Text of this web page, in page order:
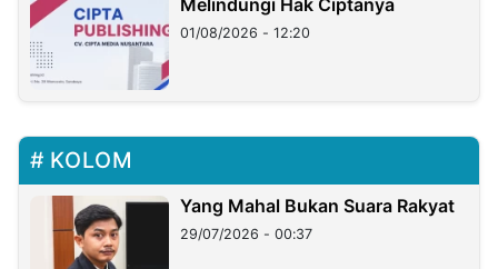
01/08/2026 - 12:20
KOLOM
Yang Mahal Bukan Suara Rakyat
29/07/2026 - 00:37